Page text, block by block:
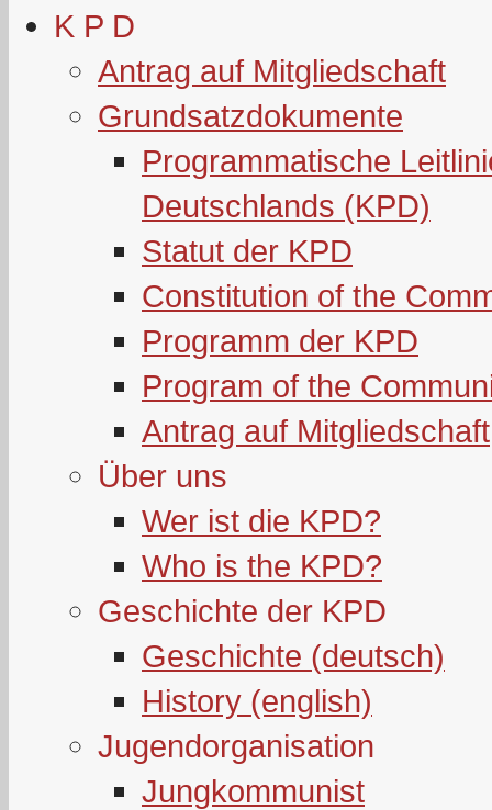
K P D
Antrag auf Mitgliedschaft
Grundsatzdokumente
Programmatische
Deutschlands (KPD)
Statut der KPD
Constitution of the
Programm der KPD
Program of the
Antrag auf Mitgliedschaft
Über uns
Wer ist die KPD?
Who is the KPD?
Geschichte der KPD
Geschichte (deutsch)
History (english)
Jugendorganisation
Jungkommunist